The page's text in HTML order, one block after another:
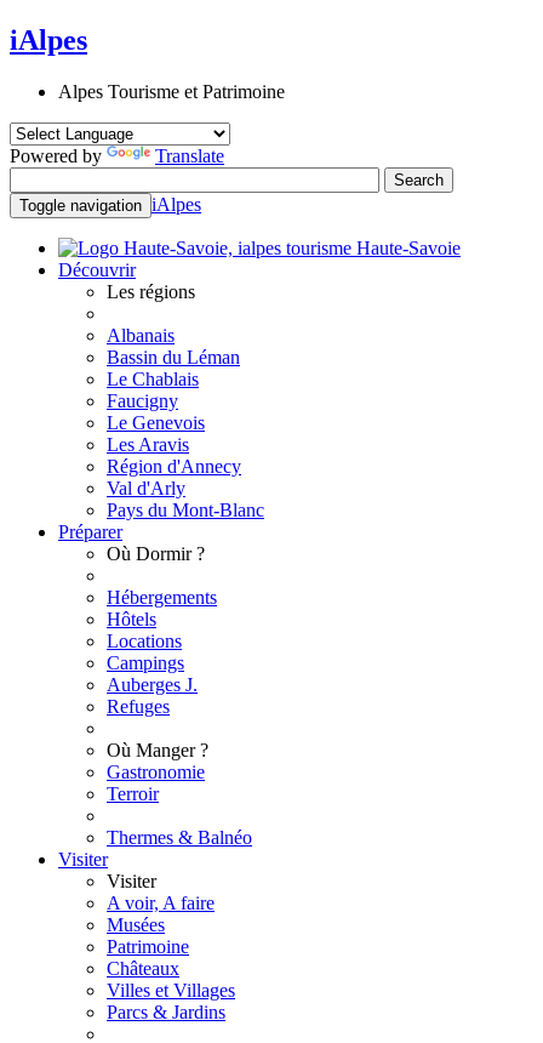
iAlpes
Alpes Tourisme et Patrimoine
Powered by Translate
Toggle navigation iAlpes
Haute-Savoie
Découvrir
Les régions
Albanais
Bassin du Léman
Le Chablais
Faucigny
Le Genevois
Les Aravis
Région d'Annecy
Val d'Arly
Pays du Mont-Blanc
Préparer
Où Dormir ?
Hébergements
Hôtels
Locations
Campings
Auberges J.
Refuges
Où Manger ?
Gastronomie
Terroir
Thermes & Balnéo
Visiter
Visiter
A voir, A faire
Musées
Patrimoine
Châteaux
Villes et Villages
Parcs & Jardins